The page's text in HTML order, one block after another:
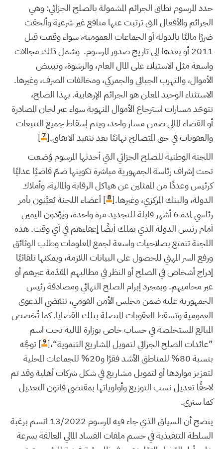
حدد المرسوم نطاق الجرائم المشمولة بالصلح الجزائي: وهي
الجرائم والأفعال التي ترتبت عنها منافع غير شرعية وألحقت
ضررًا ماليًا بالدولة أو الجماعات العمومية، سواء وقعت قبل
2011 أو بعدها إلى تاريخ صدور المرسوم. وشمل ذلك مجالات
واسعة مثل الاستيلاء على المال العام، والرشوة، وتبييض
الأموال، والتهرب الجبائي والجمركي، ومخالفات الصرف، وغيرها.
الاستثناء الوحيد المعلن هو الجرائم الإرهابية. بهذا الصلح،
تتوحّد مسارات استرجاع الأموال المنهوبة سواء عبر لجان المصادرة
أو القضاء المالي ضمن مسار واحد، ويتم إسقاط جميع التتبعات
والعقوبات في حق المتصالح نهائيًا بعد تنفيذ الاتفاق.[7
]
اللجنة الوطنية للصلح الجزائي التي أحدثها المرسوم وُضعت
تحت إشراف رئاسة الجمهورية مباشرة تكوينها ضمّ قاضيًا عدليًا
كرئيس وعددًا من الممثلين عن هياكل الرقابة والمالية، وأملاك
الدولة، والبنك المركزي، وغيرها.[8] أعضاء اللجنة يُعيَّنون بأمر
رئاسي لمدة 6 أشهر قابلة للتجديد مرة واحدة، ويؤدون اليمين
أمام رئيس الدولة الذي يملك أيضًا إعفاءهم في أي وقت. هذه
اللجنة تتمتع بصلاحيات واسعة لجمع المعلومات وطلب الوثائق
ورفع السر المهني للحصول على البيانات اللازمة، ويمكنها تلقائيًا
إدراج أشخاص في الصلح أو النظر في مطالبهم المقدّمة عبرهم أو
عبر محاميهم. وبمجرد إبرام الصلح النهائي ومصادقة رئيس
الجمهورية عليه ضمن مجلس الأمن القومي، تنقضي الدعوى
العمومية وتسقط العقوبات المتصلة بتلك القضايا. كما تُخصص
المبالغ المستخلصة في حساب خاص بوزارة المالية تحت اسم
”عائدات الصلح الجزائي لتمويل المشاريع التنموية“،[9] توجَّه
بنسبة 80% للمناطق الأشد فقرًا و20% للجماعات المحلية
لتعزيز مواردها أو لتمويل مشاريع في شكل شركات أهلية وقد تم
لاحقًا تعديل نسب التوزيع وأولوياتها بمقتضى قانون التعديل
كما سنرى.
يتضح أن السياق الذي جاء فيه المرسوم 13/2022 اتسم برغبة
السلطة التنفيذية في حسم ملفات الفساد المالي العالقة بسرعة